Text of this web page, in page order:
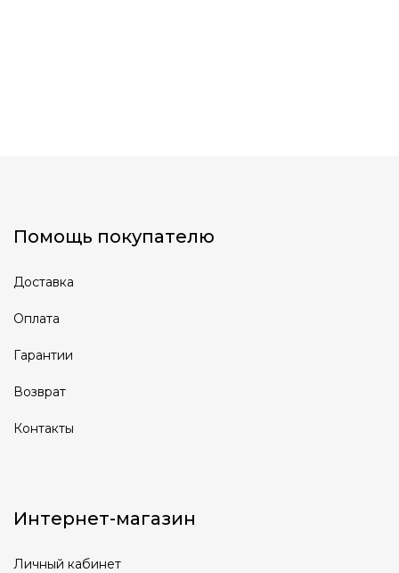
Помощь покупателю
Доставка
Оплата
Гарантии
Возврат
Контакты
Интернет-магазин
Личный кабинет